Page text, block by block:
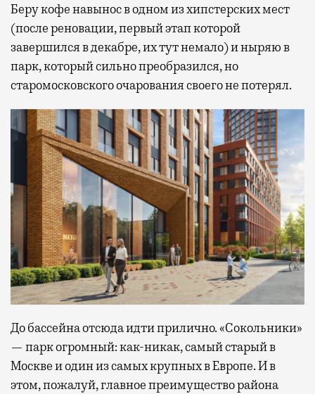
Беру кофе навынос в одном из хипстерских мест
(после реновации, первый этап которой
завершился в декабре, их тут немало) и ныряю в
парк, который сильно преобразился, но
старомосковского очарования своего не потерял.
До бассейна отсюда идти прилично. «Сокольники»
— парк огромный: как-никак, самый старый в
Москве и один из самых крупных в Европе. И в
этом, пожалуй, главное преимущество района